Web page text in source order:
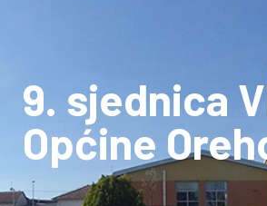
9. sjednica
Općine